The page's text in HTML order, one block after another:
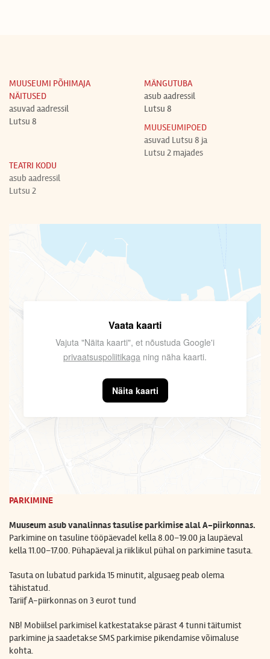
MUUSEUMI PÕHIMAJA
NÄITUSED
asuvad aadressil
Lutsu 8
MÄNGUTUBA
asub aadressil
Lutsu 8
MUUSEUMIPOED
asuvad Lutsu 8 ja
Lutsu 2 majades
TEATRI KODU
asub aadressil
Lutsu 2
Vaata kaarti
Vajuta "Näita kaarti", et nõustuda Google'i
privaatsuspoliitikaga ning näha kaarti.
Näita kaarti
PARKIMINE
Muuseum asub vanalinnas tasulise parkimise alal A-piirkonnas.
Parkimine on tasulinetööpäevadel kella 8.00–19.00 ja laupäeval
kella 11.00–17.00. Pühapäeval ja riiklikul pühal on parkimine tasuta.
Tasuta on lubatud parkida 15 minutit, algusaeg peab olema
tähistatud.
Tariif A-piirkonnas on 3 eurot tund
NB! Mobiilsel parkimisel katkestatakse pärast 4 tunni täitumist
parkimine ja saadetakse SMS parkimise pikendamise võimaluse
kohta.